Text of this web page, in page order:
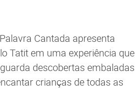
Cantada apresenta
Tatit em uma experiência que
descobertas embaladas
crianças de todas as